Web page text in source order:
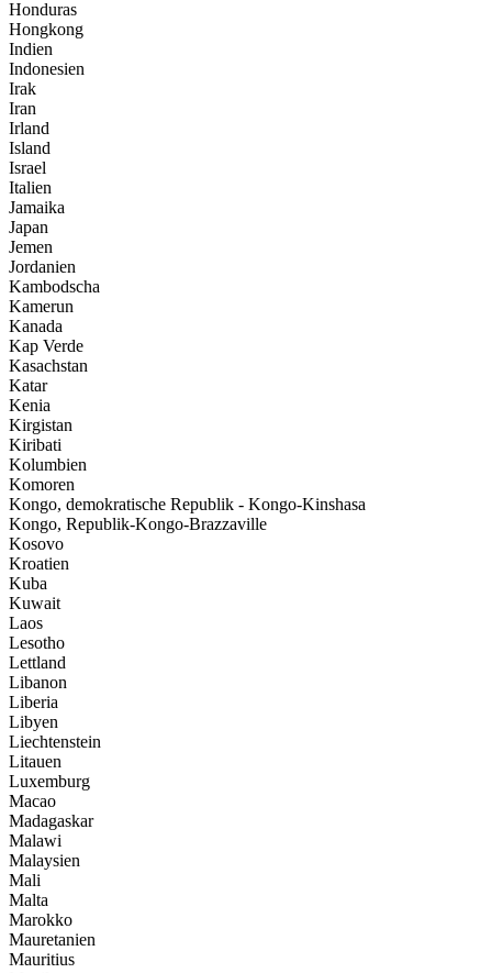
Honduras
Hongkong
Indien
Indonesien
Irak
Iran
Irland
Island
Israel
Italien
Jamaika
Japan
Jemen
Jordanien
Kambodscha
Kamerun
Kanada
Kap Verde
Kasachstan
Katar
Kenia
Kirgistan
Kiribati
Kolumbien
Komoren
Kongo, demokratische Republik - Kongo-Kinshasa
Kongo, Republik-Kongo-Brazzaville
Kosovo
Kroatien
Kuba
Kuwait
Laos
Lesotho
Lettland
Libanon
Liberia
Libyen
Liechtenstein
Litauen
Luxemburg
Macao
Madagaskar
Malawi
Malaysien
Mali
Malta
Marokko
Mauretanien
Mauritius